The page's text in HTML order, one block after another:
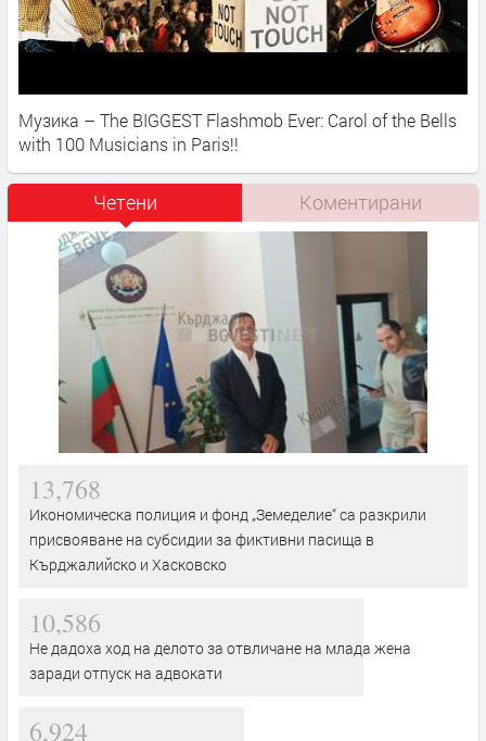
Музика – The BIGGEST Flashmob Ever: Carol of the Bells
with 100 Musicians in Paris!!
Четени Коментирани
13,768
Икономическа полиция и фонд „Земеделие“ са разкрили
присвояване на субсидии за фиктивни пасища в
Кърджалийско и Хасковско
10,586
Не дадоха ход на делото за отвличане на млада жена
заради отпуск на адвокати
6,924